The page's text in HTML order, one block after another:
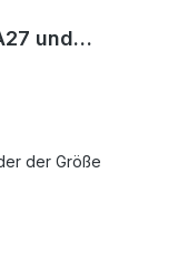
und
der Größe